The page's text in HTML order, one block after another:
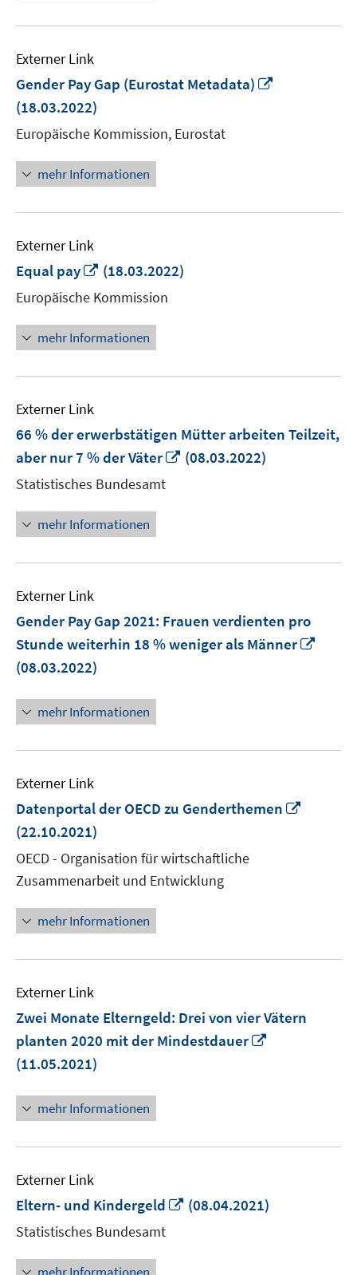
Externer Link
Gender Pay Gap (Eurostat Metadata)
(18.03.2022)
Europäische Kommission, Eurostat
mehr Informationen
Externer Link
Equal pay
In
neuem
Fenster
öffnen
(18.03.2022)
Europäische Kommission
mehr Informationen
Externer Link
66 % der erwerbstätigen Mütter arbeiten Teilzeit,
aber nur 7 % der Väter
In
(08.03.2022)
Statistisches Bundesamt
mehr Informationen
Externer Link
Gender Pay Gap 2021: Frauen verdienten pro
Stunde weiterhin 18 % weniger als Männer
(08.03.2022)
mehr Informationen
Externer Link
Datenportal der OECD zu Genderthemen
(22.10.2021)
OECD - Organisation für wirtschaftliche
Zusammenarbeit und Entwicklung
mehr Informationen
Externer Link
Zwei Monate Elterngeld: Drei von vier Vätern
planten 2020 mit der Mindestdauer
(11.05.2021)
mehr Informationen
Externer Link
Eltern- und Kindergeld
In
(08.04.2021)
Statistisches Bundesamt